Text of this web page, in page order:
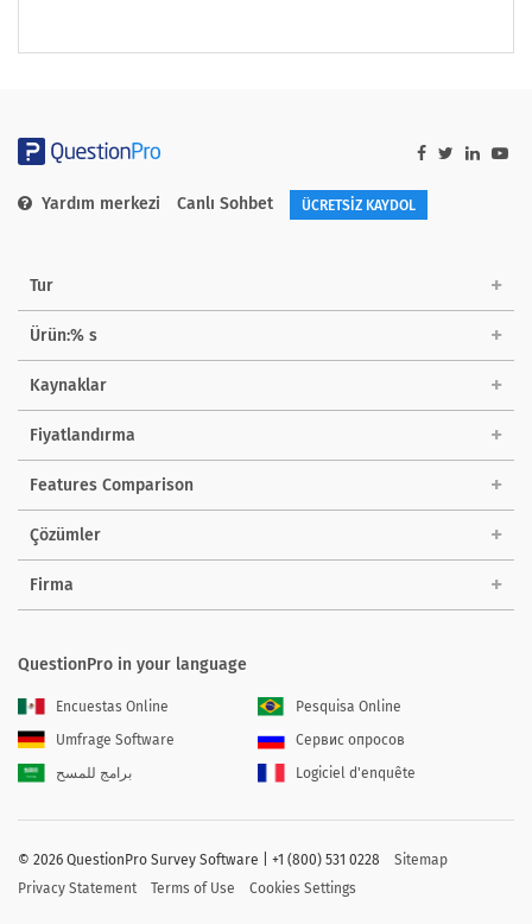
Yardım merkezi Canlı Sohbet ÜCRETSİZ KAYDOL
Tur
Ürün:% s
Kaynaklar
Fiyatlandırma
Features Comparison
Çözümler
Firma
QuestionPro in your language
Encuestas Online
Pesquisa Online
Umfrage Software
Сервис опросов
برامج للمسح
Logiciel d'enquête
© 2026 QuestionPro Survey Software | +1 (800) 531 0228
Sitemap
Privacy Statement
Terms of Use Cookies Settings